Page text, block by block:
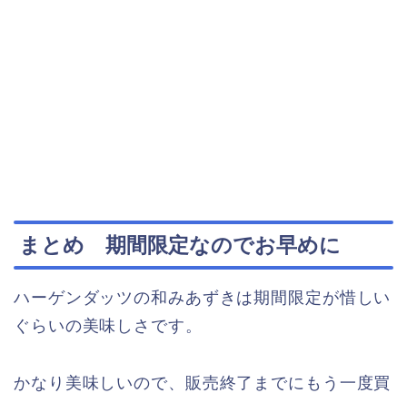
まとめ 期間限定なのでお早めに
ハーゲンダッツの和みあずきは期間限定が惜しい
ぐらいの美味しさです。
かなり美味しいので、販売終了までにもう一度買